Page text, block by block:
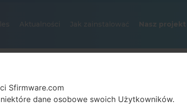
Aktualności Jak zainstalować Nasz projekt
Sfirmware.com
dane osobowe swoich Użytkowników.